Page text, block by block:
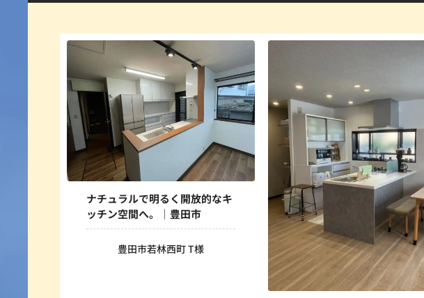
ナチュラルで明るく開放的なキ
ッチン空間へ。｜豊田市
豊田市若林西町 T様